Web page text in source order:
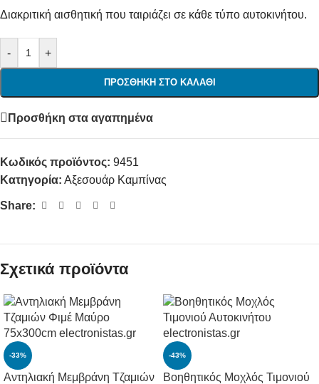
Διακριτική αισθητική που ταιριάζει σε κάθε τύπο αυτοκινήτου.
- +
ΠΡΟΣΘΉΚΗ ΣΤΟ ΚΑΛΆΘΙ
Προσθήκη στα αγαπημένα
Κωδικός προϊόντος: 9451
Κατηγορία: Αξεσουάρ Καμπίνας
Share:
Σχετικά προϊόντα
-33%
Αντηλιακή Μεμβράνη Τζαμιών
-43%
Βοηθητικός Μοχλός Τιμονιού